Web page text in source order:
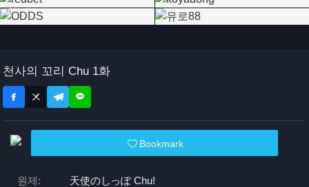
천사의 꼬리 Chu 1화
Bookmark
원제: 天使のしっぽ Chu!